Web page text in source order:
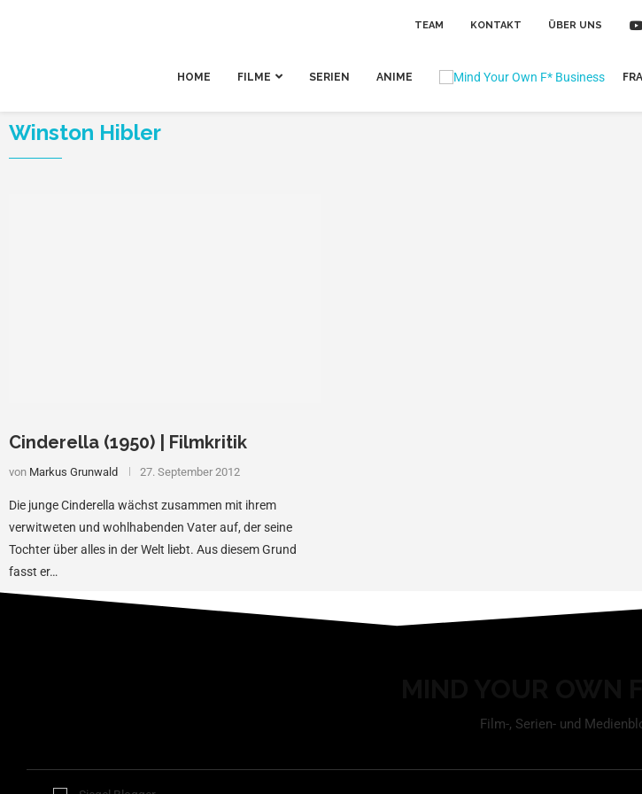
TEAM KONTAKT ÜBER UNS
HOME FILME SERIEN ANIME
Winston Hibler
Cinderella (1950) | Filmkritik
von Markus Grunwald 27. September 2012
Die junge Cinderella wächst zusammen mit ihrem
verwitweten und wohlhabenden Vater auf, der seine
Tochter über alles in der Welt liebt. Aus diesem Grund
fasst er…
Film-, Serien- und